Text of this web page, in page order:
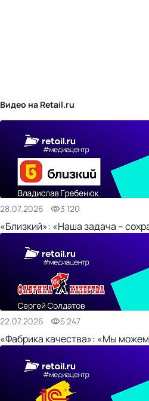
Видео на Retail.ru
28.07.2026 3 120
«Близкий»: «Наша задача –
22.07.2026 5 247
«Фабрика качества»: «Мы